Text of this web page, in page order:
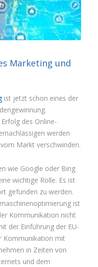
Marketing und
ist jetzt schon eines der
des Online-
werden
Markt verschwinden.
wie Google oder Bing
wichtige Rolle. Es ist
gefunden zu werden.
ist
Kommunikation nicht
der Einführung der EU-
Kommunikation mit
in Zeiten von
und dem